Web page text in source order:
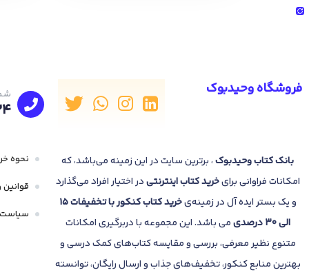
فروشگاه وحیدبوک
بانککتاب وحیدبوک، برترین سایت در این زمینه می‌باشد، که
امکانات فراوانی برایخرید کتاباینترنتیدر اختیار افراد می‌گذارد
و یک بستر ایده آل در زمینه‌ی
خرید کتاب کنکور با تخفیفات 15
الی 30 درصدی
می باشد. این مجموعه با دربرگیری امکانات
متنوع نظیر معرفی، بررسی و مقایسه کتاب‌های کمک درسی و
بهترین منابع کنکور، تخفیف‌های جذاب و ارسال رایگان، توانسته
نحوه